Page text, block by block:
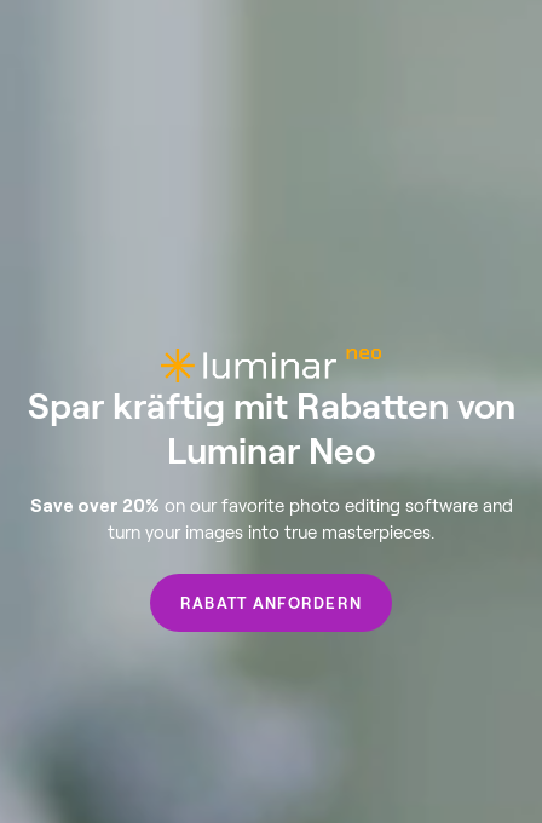
Spar kräftig mit Rabatten von
Luminar Neo
Save over 20% on our favorite photo editing software and
turn your images into true masterpieces.
RABATT ANFORDERN